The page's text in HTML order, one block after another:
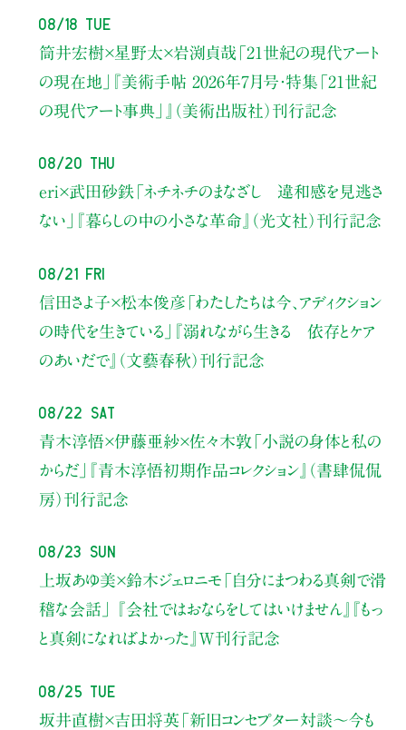
08/18 Tue
筒井宏樹×星野太×岩渕貞哉 「21世紀の現代アート
の現在地」
『美術手帖 2026年7月号・特集「21世紀
の現代アート事典」』（美術出版社）刊行記念
08/20 Thu
eri×武田砂鉄「ネチネチのまなざし 違和感を見逃さ
ない」
『暮らしの中の小さな革命』（光文社）刊行記念
08/21 Fri
信田さよ子×松本俊彦 「わたしたちは今、アディクション
の時代を生きている」
『溺れながら生きる 依存とケア
のあいだで』（文藝春秋）刊行記念
08/22 Sat
青木淳悟×伊藤亜紗×佐々木敦 「小説の身体と私の
からだ」
『青木淳悟初期作品コレクション』（書肆侃侃
房）刊行記念
08/23 Sun
上坂あゆ美×鈴木ジェロニモ 「自分にまつわる真剣で滑
稽な会話」
『会社ではおならをしてはいけません』『もっ
と真剣になればよかった』W刊行記念
08/25 Tue
坂井直樹×吉田将英「新旧コンセプター対談～今も